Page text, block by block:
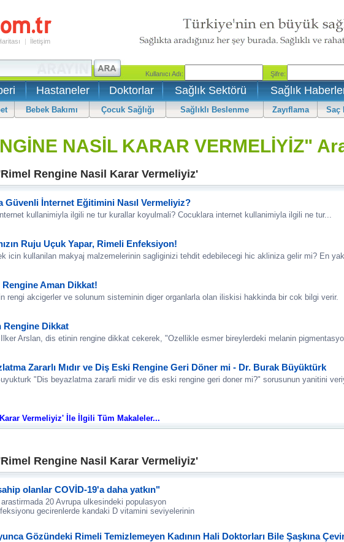
| İletişim
Hastaneler Doktorlar Sağlık Sektörü Sağlık
Bebek Bakımı Çocuk Sağlığı Sağlıklı Beslenme Zayıflama Saç
NASİL KARAR VERMELİYİZ"
Rengine Nasil Karar Vermeliyiz'
Güvenli İnternet Eğitimini Nasıl Vermeliyiz?
kullanimiyla ilgili ne tur kurallar koyulmali? Cocuklara internet kullanimiyla ilgili ne tur...
Ruju Uçuk Yapar, Rimeli Enfeksiyon!
icin kullanilan makyaj malzemelerinin sagliginizi tehdit edebilecegi hic akliniza gelir mi? En
Rengine Aman Dikkat!
rengi akcigerler ve solunum sisteminin diger organlarla olan iliskisi hakkinda bir cok bilgi verir.
Rengine Dikkat
Arslan, dis etinin rengine dikkat cekerek, "Ozellikle esmer bireylerdeki melanin
Zararlı Mıdır ve Diş Eski Rengine Geri Döner mi - Dr. Burak Büyüktürk
"Dis beyazlatma zararli midir ve dis eski rengine geri doner mi?" sorusunun yanitini
Vermeliyiz' İle İlgili Tüm Makaleler...
Rengine Nasil Karar Vermeliyiz'
olanlar COVİD-19'a daha yatkın"
20 Avrupa ulkesindeki populasyon
gecirenlerde kandaki D vitamini seviyelerinin
Gözündeki Rimeli Temizlemeyen Kadının Hali Doktorları Bile Şaşkına